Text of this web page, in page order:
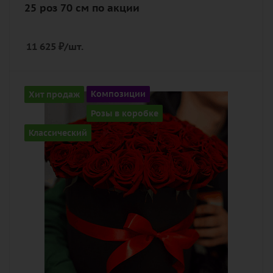
25 роз 70 см по акции
11 625 ₽/шт.
Хит продаж Композиции
Розы в коробке
Классический
Количество
51
Цвет
алый, бордовый, красный, чайный
Описание
роза, оазис, лента, шляпная коробка